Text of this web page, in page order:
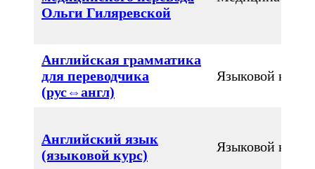
Ольги Гиляревской
Английская грамматика
для переводчика
(рус⇔англ)
Языковой курс
Английский язык
(языковой курс)
Языковой курс